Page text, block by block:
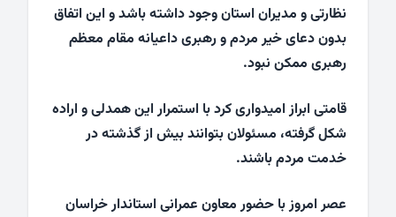
نظارتی و مدیران استان وجود داشته باشد و این اتفاق
بدون دعای خیر مردم و رهبری داعیانه مقام معظم
رهبری ممکن نبود.
قامتی ابراز امیدواری کرد با استمرار این همدلی و اراده
شکل گرفته، مسئولان بتوانند بیش از گذشته در
خدمت مردم باشند.
عصر امروز با حضور معاون عمرانی استاندار خراسان